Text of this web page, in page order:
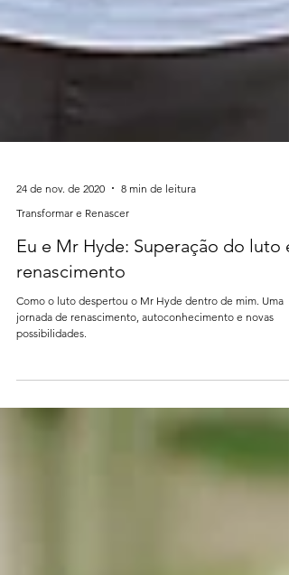
24 de nov. de 2020
8 min de leitura
Transformar e Renascer
Eu e Mr Hyde: Superação do luto e
renascimento
Como o luto despertou o Mr Hyde dentro de mim. Uma